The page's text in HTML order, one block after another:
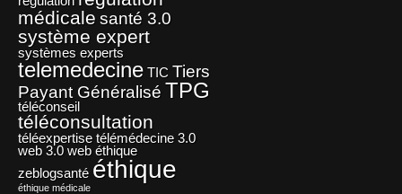
médicale santé 3.0
système expert
systèmes experts
telemedecine TIC Tiers
Payant Généralisé TPG
téléconseil
téléconsultation
téléexpertise télémédecine 3.0
web 3.0 web éthique
zeblogsanté éthique
éthique médicale